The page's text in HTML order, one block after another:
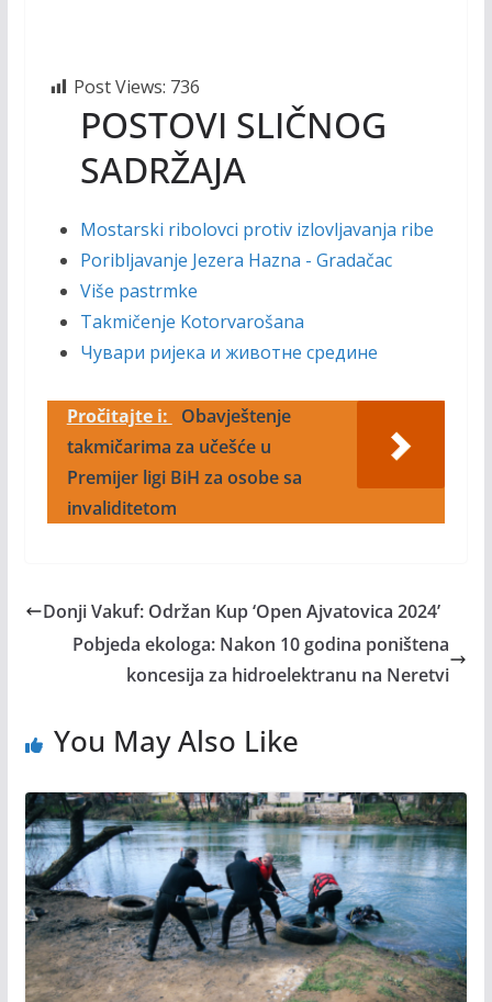
Post Views: 736
POSTOVI SLIČNOG
SADRŽAJA
Mostarski ribolovci protiv izlovljavanja ribe
Poribljavanje Jezera Hazna - Gradačac
Više pastrmke
Takmičenje Kotorvarošana
Чувари ријека и животне средине
Pročitajte i:
Obavještenje
takmičarima za učešće u
Premijer ligi BiH za osobe sa
invaliditetom
Donji Vakuf: Održan Kup ‘Open Ajvatovica 2024’
Pobjeda ekologa: Nakon 10 godina poništena
koncesija za hidroelektranu na Neretvi
You May Also Like